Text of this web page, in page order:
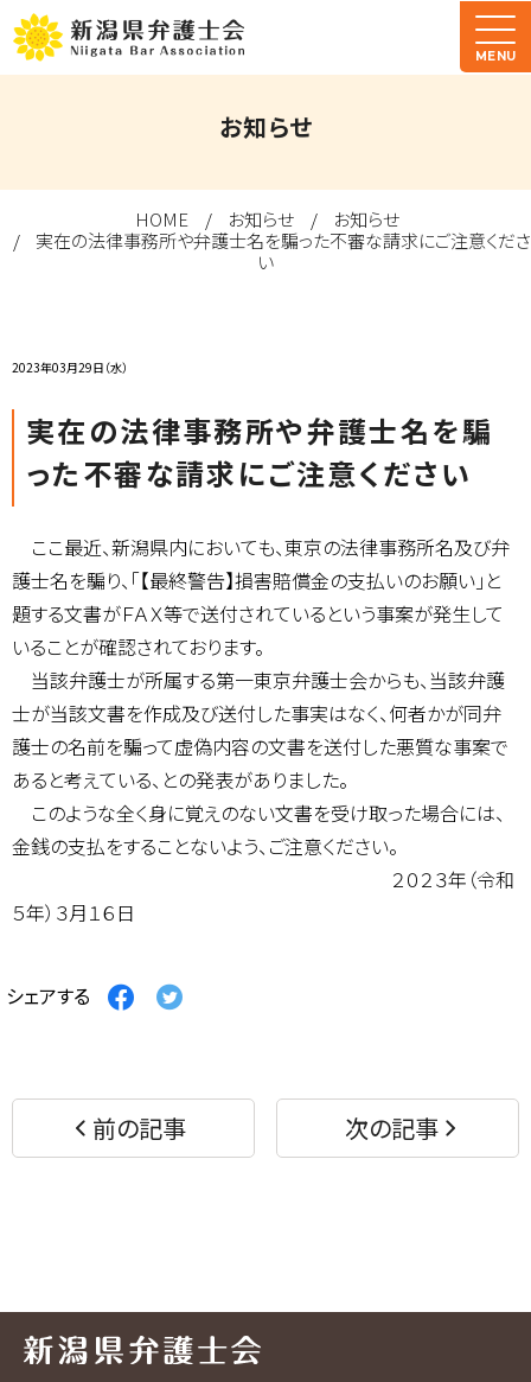
MENU
お知らせ
HOME お知らせ
お知らせ
実在の法律事務所や弁護士名を騙った不審な請求にご注意くださ
い
2023年03月29日（水）
実在の法律事務所や弁護士名を騙
った不審な請求にご注意ください
ここ最近、新潟県内においても、東京の法律事務所名及び弁
護士名を騙り、「【最終警告】損害賠償金の支払いのお願い」と
題する文書がＦＡＸ等で送付されているという事案が発生して
いることが確認されております。
当該弁護士が所属する第一東京弁護士会からも、当該弁護
士が当該文書を作成及び送付した事実はなく、何者かが同弁
護士の名前を騙って虚偽内容の文書を送付した悪質な事案で
あると考えている、との発表がありました。
このような全く身に覚えのない文書を受け取った場合には、
金銭の支払をすることないよう、ご注意ください。
２０２３年（令和
５年）３月１６日
シェアする Facebook
す
る
Twitter
す
る
前の記事 次の記事